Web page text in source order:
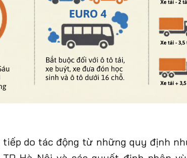
do tác động từ những quy định